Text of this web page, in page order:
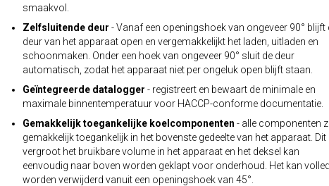
smaakvol.
Zelfsluitende deur - Vanaf een openingshoek van ongeveer 90° blijft
deur van het apparaat open en vergemakkelijkt het laden, uitladen en
schoonmaken. Onder een hoek van ongeveer 90° sluit de deur
automatisch, zodat het apparaat niet per ongeluk open blijft staan.
Geïntegreerde datalogger - registreert en bewaart de minimale en
maximale binnentemperatuur voor HACCP-conforme documentatie.
Gemakkelijk toegankelijke koelcomponenten - alle componenten
gemakkelijk toegankelijk in het bovenste gedeelte van het apparaat. Dit
vergroot het bruikbare volume in het apparaat en het deksel kan
eenvoudig naar boven worden geklapt voor onderhoud. Het kan
worden verwijderd vanuit een openingshoek van 45°.